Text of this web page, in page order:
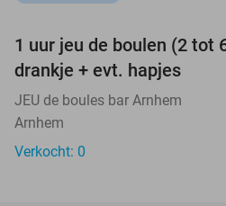
NEW
TODAY
1 uur jeu de boulen (2 tot
drankje + evt. hapjes
JEU de boules bar Arnhem
Arnhem
Verkocht: 0